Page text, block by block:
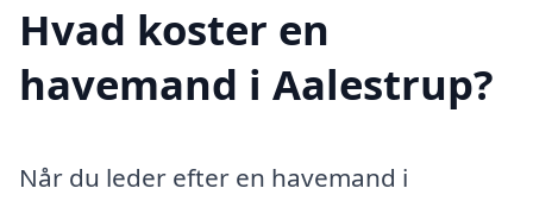
Hvad koster en
havemand i Aalestrup?
Når du leder efter en havemand i